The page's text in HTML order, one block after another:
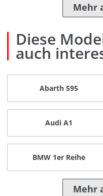
Mehr
Diese
auch
Abarth 595
Audi A1
BMW 1er Reihe
Mehr